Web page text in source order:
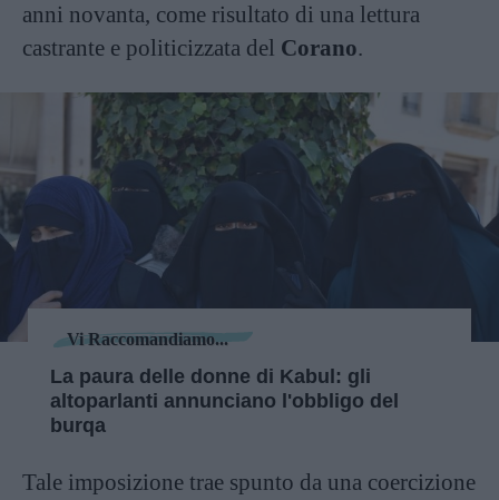
anni novanta, come risultato di una lettura
castrante e politicizzata del Corano.
Vi Raccomandiamo...
La paura delle donne di Kabul: gli
altoparlanti annunciano l'obbligo del
burqa
Tale imposizione trae spunto da una coercizione